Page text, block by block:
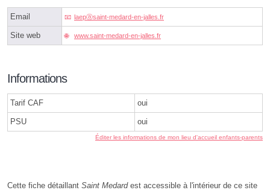
Email laepⓐsaint-medard-en-jalles.fr
Site web www.saint-medard-en-jalles.fr
Informations
Tarif CAF oui
PSU oui
Éditer les informations de mon lieu d'accueil enfants-parents
Cette fiche détaillant Saint Medardest accessible à l'intérieur de ce site